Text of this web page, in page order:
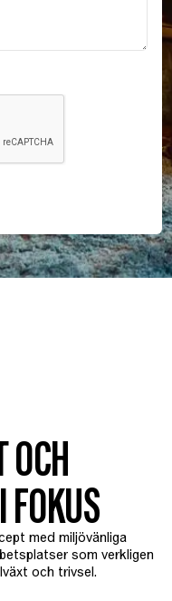
OCH
FOKUS
med miljövänliga
som verkligen
och trivsel.